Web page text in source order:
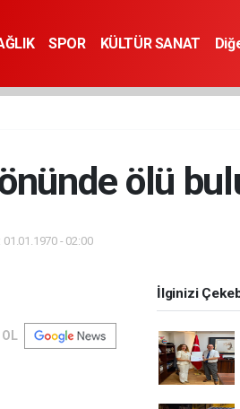
SPOR KÜLTÜR SANAT
ölü
- 02:00
İlginizi